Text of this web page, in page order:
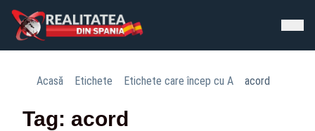
Acasă Etichete Etichete care încep cu A acord
Tag: acord